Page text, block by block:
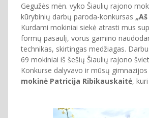
Gegužės mėn. vyko Šiaulių rajono
kūrybinių darbų paroda-konkursas
Kurdami mokiniai siekė atrasti mus
formų pasaulį, vorus gamino
technikas, skirtingas medžiagas.
69 mokiniai iš šešių Šiaulių rajono
Konkurse dalyvavo ir mūsų gimnazijos
mokinė Patricija Ribikauskaitė,